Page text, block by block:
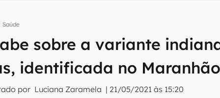
Saúde
sobre a variante
identificada no Maranhão
por Luciana Zaramela | 21/05/2021 às 15:20
do Canaltech e receba notícias e reviews sobre tecnologia